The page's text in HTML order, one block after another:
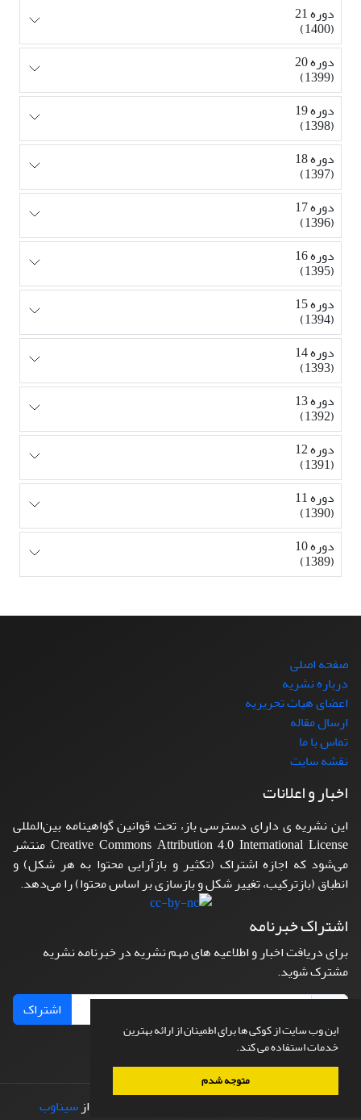
این وب سایت از کوکی ها برای اطمینان از ارائه بهترین
خدمات استفاده می کند.
متوجه شدم
دوره 21
(1400)
دوره 20
(1399)
دوره 19
(1398)
دوره 18
(1397)
دوره 17
(1396)
دوره 16
(1395)
دوره 15
(1394)
دوره 14
(1393)
دوره 13
(1392)
دوره 12
(1391)
دوره 11
(1390)
دوره 10
(1389)
صفحه اصلی
درباره نشریه
اعضای هیات تحریریه
ارسال مقاله
تماس با ما
نقشه سایت
اخبار و اعلانات
این نشریه ی دارای دسترسی باز، تحت قوانین گواهینامه بین‌المللی
Creative Commons Attribution 4.0 International License منتشر
می‌شود که اجازه اشتراک (تکثیر و بازآرایی محتوا به هر شکل) و
انطباق (بازترکیب، تغییر شکل و بازسازی بر اساس محتوا) را می‌دهد.
اشتراک خبرنامه
برای دریافت اخبار و اطلاعیه های مهم نشریه در خبرنامه نشریه
مشترک شوید.
اشتراک
طراحی و پیاده سازی از سیناوب